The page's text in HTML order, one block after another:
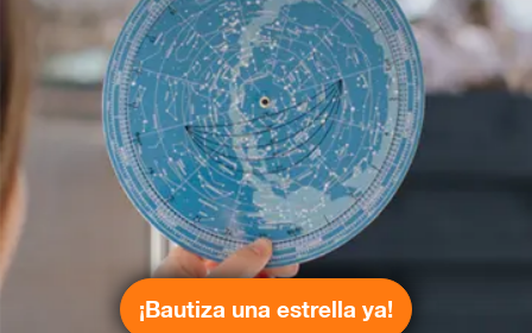
¡Bautiza una estrella ya!